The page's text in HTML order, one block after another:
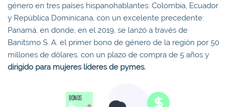
género en tres países hispanohablantes: Colombia, Ecuador
y República Dominicana, con un excelente precedente:
Panamá, en donde, en el 2019, se lanzó a través de
Banitsmo S. A. el primer bono de género de la región por 50
millones de dólares, con un plazo de compra de 5 años y
dirigido para mujeres líderes de pymes.